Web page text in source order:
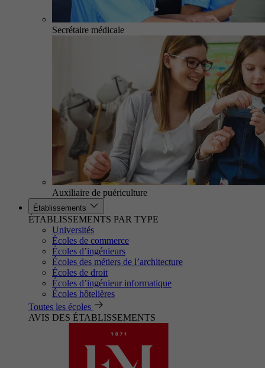
Secrétaire médicale
Auxiliaire de puériculture
Établissements
ÉTABLISSEMENTS PAR TYPE
Universités
Écoles de commerce
Écoles d’ingénieurs
Écoles des métiers de l’architecture
Écoles de droit
Écoles d’ingénieur informatique
Écoles hôtelières
Toutes les écoles
AVIS DES ÉTABLISSEMENTS